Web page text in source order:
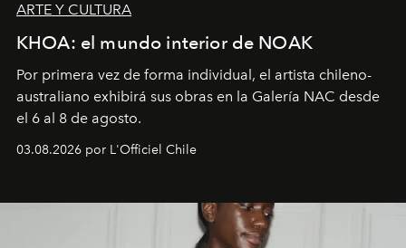
ARTE Y CULTURA
KHOA: el mundo interior de NOAK
Por primera vez de forma individual, el artista chileno-
australiano exhibirá sus obras en la Galería NAC desde
el 6 al 8 de agosto.
03.08.2026 por L'Officiel Chile